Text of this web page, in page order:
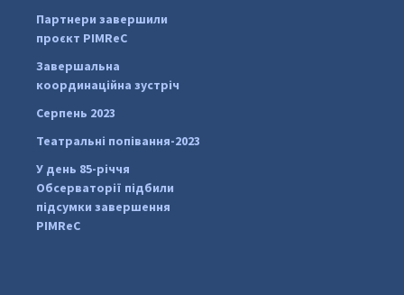
pimrec_project
Партнери завершили
проєкт PIMReC
Завершальна
координаційна зустріч
Серпень 2023
Театральні попівання-2023
У день 85-річчя
Обсерваторії підбили
підсумки завершення
PIMReC